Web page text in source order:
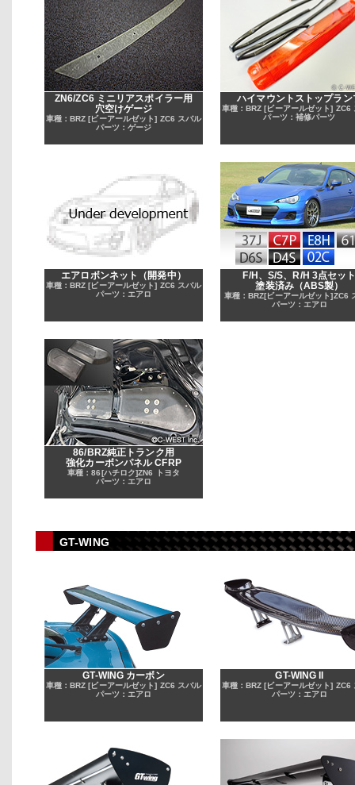
ZN6/ZC6 ミニリアスポイラー用
穴空けゲージ
車種：BRZ [ビーアールゼット] ZC6 スバル
パーツ：ゲージ
ハイマウントストップラン
車種：BRZ [ビーアールゼット] ZC6
パーツ：補修パーツ
エアロボンネット（開発中）
車種：BRZ [ビーアールゼット] ZC6 スバル
パーツ：エアロ
F/H、S/S、R/H 3点セッ
塗装済み（ABS製）
車種：BRZ[ビーアールゼット]ZC6
パーツ：エアロ
86/BRZ純正トランク用
強化カーボンパネル CFRP
車種：86[ハチロク]ZN6 トヨタ
パーツ：エアロ
GT-WING
GT-WING カーボン
車種：BRZ [ビーアールゼット] ZC6 スバル
パーツ：エアロ
GT-WING II
車種：BRZ [ビーアールゼット] ZC6
パーツ：エアロ